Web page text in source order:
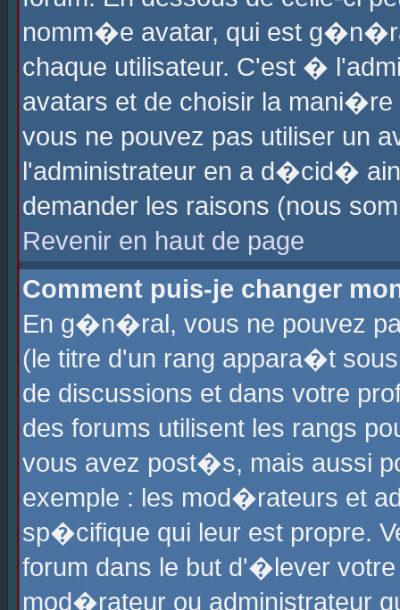
nomm�e avatar, qui est
chaque utilisateur. C'est �
avatars et de choisir la
vous ne pouvez pas utiliser un
l'administrateur en a d�cid�
demander les raisons (nous
Revenir en haut de page
Comment puis-je changer
En g�n�ral, vous ne pouvez
(le titre d'un rang appara�t
de discussions et dans votre
des forums utilisent les rangs
vous avez post�s, mais aussi
exemple : les mod�rateurs et
sp�cifique qui leur est propre.
forum dans le but d'�lever
mod�rateur ou administrateur